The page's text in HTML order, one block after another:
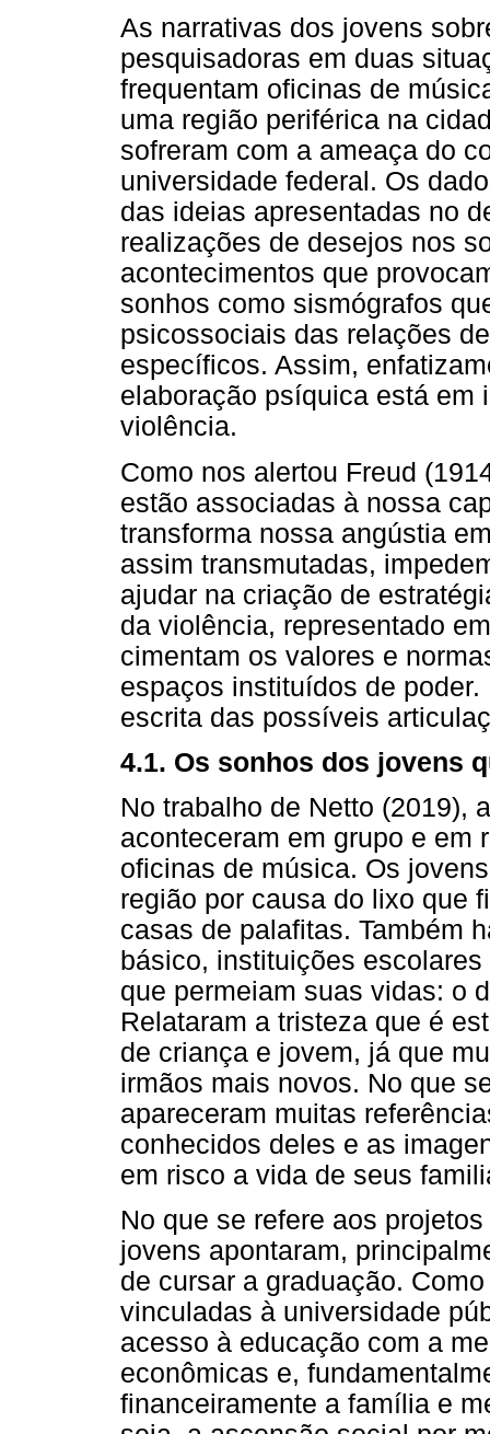
As narrativas dos jovens
pesquisadoras em duas
frequentam oficinas de
uma região periférica na
sofreram com a ameaça do
universidade federal. Os
das ideias apresentadas no
realizações de desejos nos
acontecimentos que
sonhos como sismógrafos
psicossociais das relações
específicos. Assim,
elaboração psíquica está em
violência.
Como nos alertou Freud
estão associadas à nossa
transforma nossa angústia
assim transmutadas,
ajudar na criação de
da violência, representado
cimentam os valores e
espaços instituídos de
escrita das possíveis
4.1. Os sonhos dos jovens
No trabalho de Netto (2019),
aconteceram em grupo e em
oficinas de música. Os
região por causa do lixo que
casas de palafitas. Também
básico, instituições
que permeiam suas vidas: o
Relataram a tristeza que é
de criança e jovem, já que
irmãos mais novos. No que
apareceram muitas
conhecidos deles e as
em risco a vida de seus
No que se refere aos
jovens apontaram,
de cursar a graduação.
vinculadas à universidade
acesso à educação com a
econômicas e,
financeiramente a família e